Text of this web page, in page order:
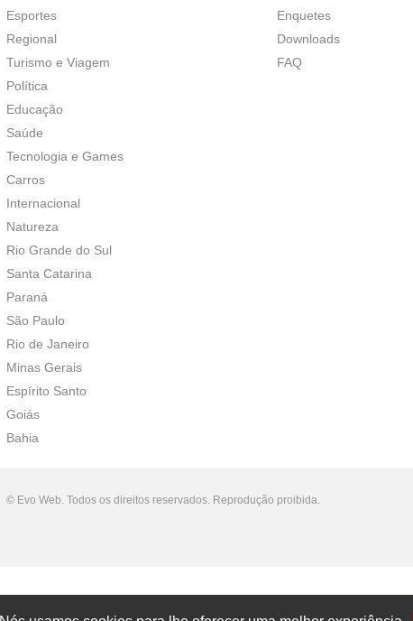
Esportes
Regional
Turismo e Viagem
Política
Educação
Saúde
Tecnologia e Games
Carros
Internacional
Natureza
Rio Grande do Sul
Santa Catarina
Paraná
São Paulo
Rio de Janeiro
Minas Gerais
Espírito Santo
Goiás
Bahia
Enquetes
Downloads
FAQ
© Evo Web. Todos os direitos reservados. Reprodução proibida.